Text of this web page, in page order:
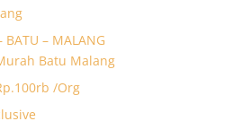
BATU – MALANG
Batu Malang
/Org